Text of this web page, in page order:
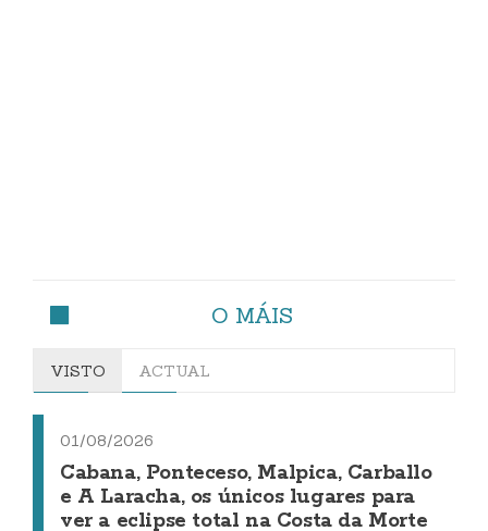
O MÁIS
VISTO ACTUAL
01/08/2026
Cabana, Ponteceso, Malpica, Carballo
e A Laracha, os únicos lugares para
ver a eclipse total na Costa da Morte